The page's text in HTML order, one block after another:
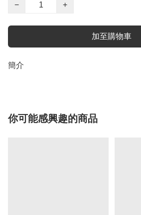
−
+
加至購物車
簡介
你可能感興趣的商品